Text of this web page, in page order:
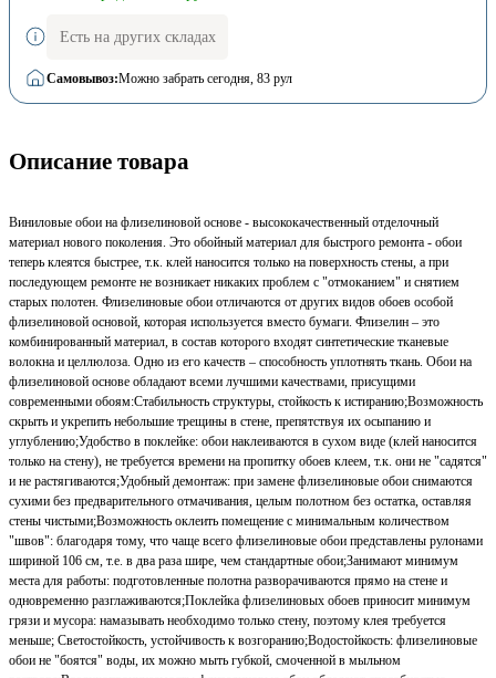
Есть на других складах
Самовывоз:Можно забрать сегодня, 83 рул
Описание товара
Виниловые обои на флизелиновой основе - высококачественный отделочный
материал нового поколения. Это обойный материал для быстрого ремонта - обои
теперь клеятся быстрее, т.к. клей наносится только на поверхность стены, а при
последующем ремонте не возникает никаких проблем с "отмоканием" и снятием
старых полотен. Флизелиновые обои отличаются от других видов обоев особой
флизелиновой основой, которая используется вместо бумаги. Флизелин – это
комбинированный материал, в состав которого входят синтетические тканевые
волокна и целлюлоза. Одно из его качеств – способность уплотнять ткань. Обои на
флизелиновой основе обладают всеми лучшими качествами, присущими
современными обоям:Стабильность структуры, стойкость к истиранию;Возможность
скрыть и укрепить небольшие трещины в стене, препятствуя их осыпанию и
углублению;Удобство в поклейке: обои наклеиваются в сухом виде (клей наносится
только на стену), не требуется времени на пропитку обоев клеем, т.к. они не "садятся"
и не растягиваются;Удобный демонтаж: при замене флизелиновые обои снимаются
сухими без предварительного отмачивания, целым полотном без остатка, оставляя
стены чистыми;Возможность оклеить помещение с минимальным количеством
"швов": благодаря тому, что чаще всего флизелиновые обои представлены рулонами
шириной 106 см, т.е. в два раза шире, чем стандартные обои;Занимают минимум
места для работы: подготовленные полотна разворачиваются прямо на стене и
одновременно разглаживаются;Поклейка флизелиновых обоев приносит минимум
грязи и мусора: намазывать необходимо только стену, поэтому клея требуется
меньше; Светостойкость, устойчивость к возгоранию;Водостойкость: флизелиновые
обои не "боятся" воды, их можно мыть губкой, смоченной в мыльном